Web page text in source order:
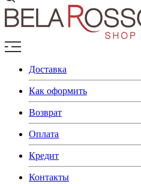
Доставка
Как оформить
Возврат
Оплата
Кредит
Контакты